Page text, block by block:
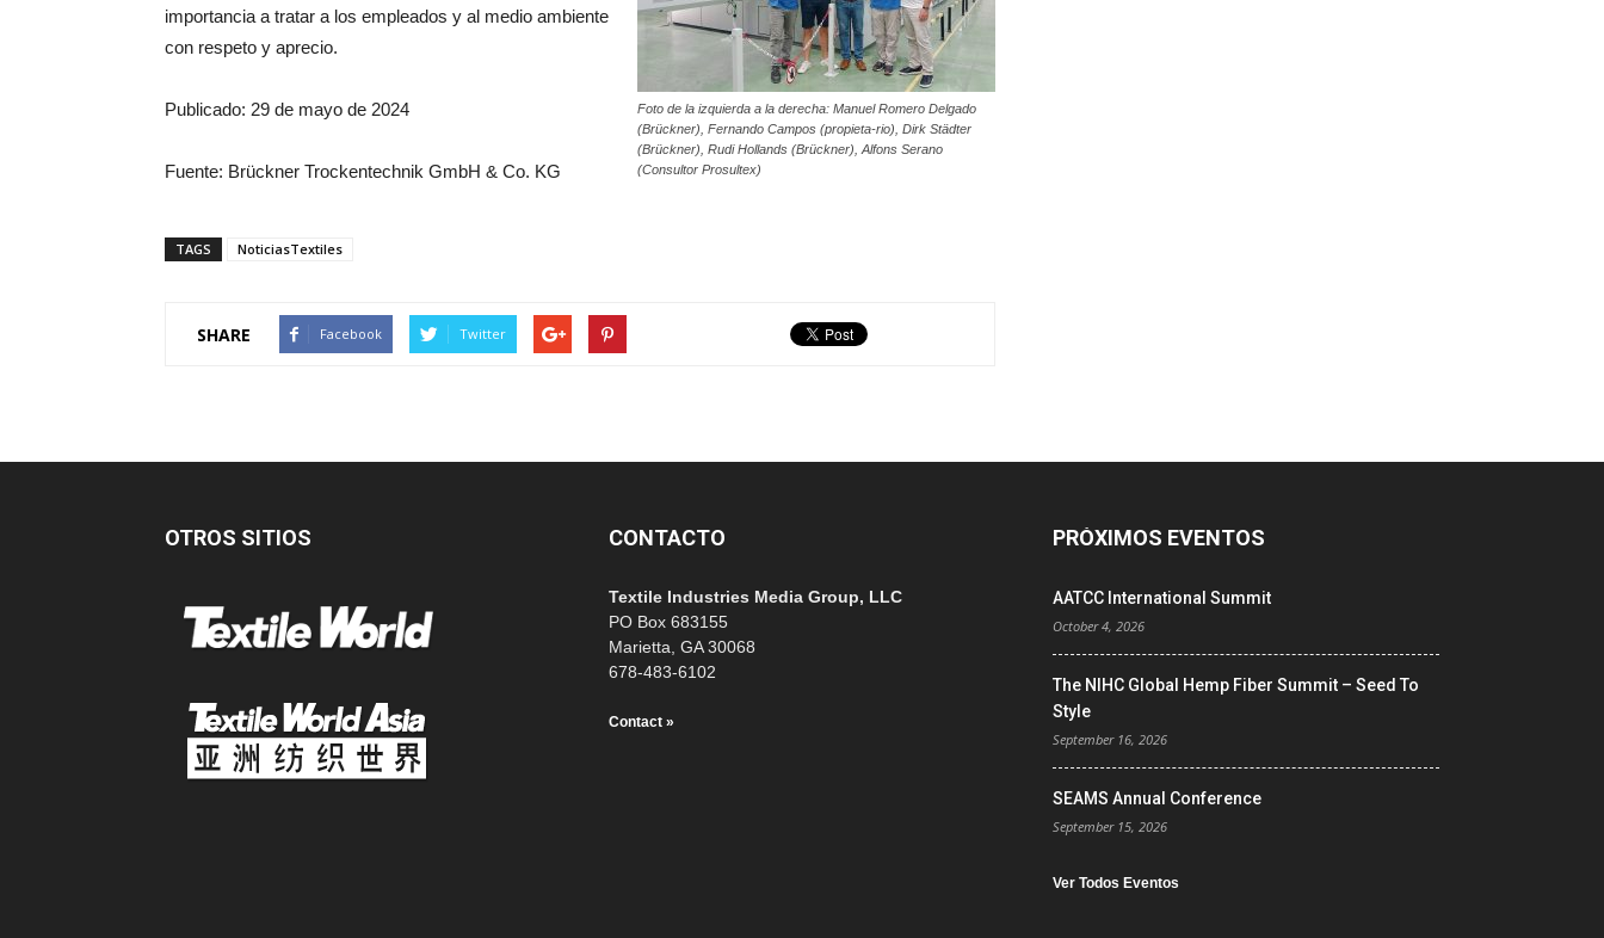
Foto de la izquierda a la derecha: Manuel Romero Delgado
(Brückner), Fernando Campos (propieta-rio), Dirk Städter
(Brückner), Rudi Hollands (Brückner), Alfons Serano
(Consultor Prosultex)
importancia a tratar a los empleados y al medio ambiente
con respeto y aprecio.
Publicado: 29 de mayo de 2024
Fuente: Brückner Trockentechnik GmbH & Co. KG
TAGS NoticiasTextiles
SHARE Facebook Twitter
OTROS SITIOS CONTACTO
Textile Industries Media Group, LLC
PO Box 683155
Marietta, GA 30068
678-483-6102
Contact »
PRÓXIMOS EVENTOS
AATCC International Summit
October 4, 2026
The NIHC Global Hemp Fiber Summit – Seed To
Style
September 16, 2026
SEAMS Annual Conference
September 15, 2026
Ver Todos Eventos